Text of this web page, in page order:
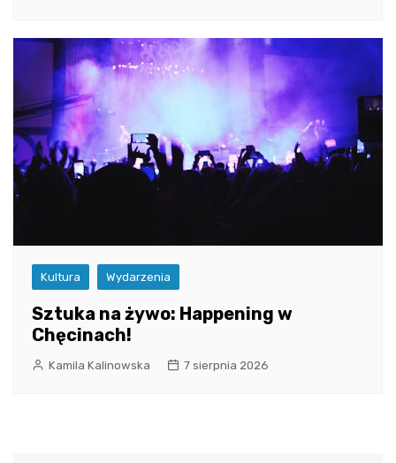
Kultura Wydarzenia
Sztuka na żywo: Happening w
Chęcinach!
Kamila Kalinowska 7 sierpnia 2026